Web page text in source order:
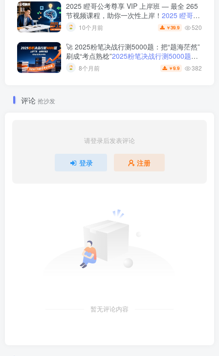
2025 瞪哥公考尊享 VIP 上岸班 — 最全 265
节视频课程，助你一次性上岸！ 2025 瞪哥公
考尊享 VIP 上岸班 — 最全 265 节视频课
程，助你一次性上岸！
10个月前 ￥39.9 520
🚀 2025粉笔决战行测5000题：把“题海茫然”
刷成“考点熟稔”2025粉笔决战行测5000题上
册下册8个月前 ￥9.9 382
评论 抢沙发
请登录后发表评论
登录 注册
暂无评论内容